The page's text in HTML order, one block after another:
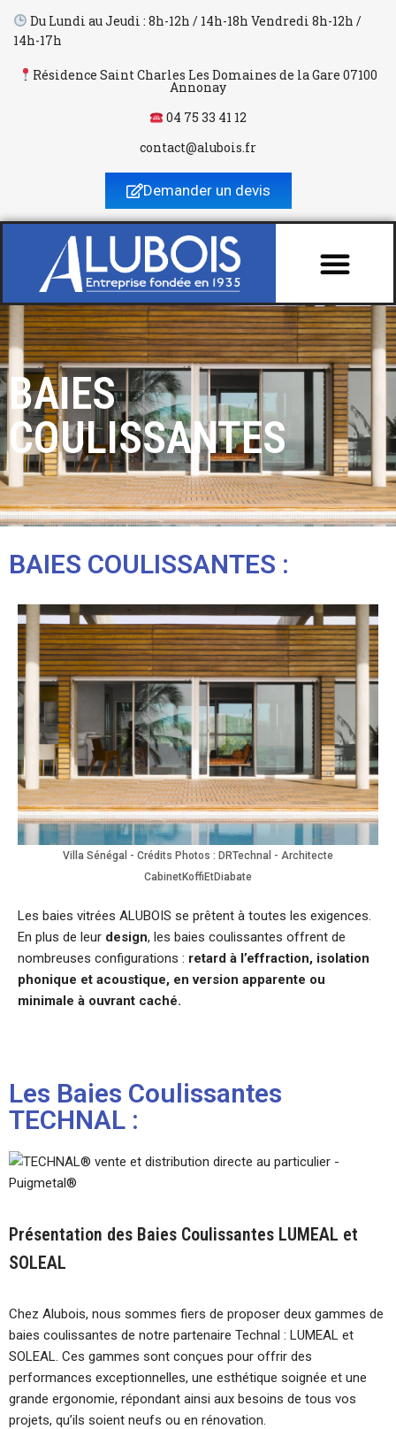
Aller
au
Du Lundi au Jeudi : 8h-12h / 14h-18h Vendredi 8h-12h /
14h-17h
Résidence Saint Charles Les Domaines de la Gare 07100
Annonay
04 75 33 41 12
contact@alubois.fr
Demander un devis
BAIES
COULISSANTES
BAIES COULISSANTES :
Villa Sénégal - Crédits Photos : DRTechnal - Architecte
CabinetKoffiEtDiabate
Les baies vitrées ALUBOIS se prêtent à toutes les exigences.
En plus de leur design, les baies coulissantes offrent de
nombreuses configurations : retard à l’effraction, isolation
phonique et acoustique, en version apparente ou
minimale à ouvrant caché.
Les Baies Coulissantes
TECHNAL :
Présentation des Baies Coulissantes LUMEAL et
SOLEAL
Chez Alubois, nous sommes fiers de proposer deux gammes de
baies coulissantes de notre partenaire Technal : LUMEAL et
SOLEAL. Ces gammes sont conçues pour offrir des
performances exceptionnelles, une esthétique soignée et une
grande ergonomie, répondant ainsi aux besoins de tous vos
projets, qu’ils soient neufs ou en rénovation.